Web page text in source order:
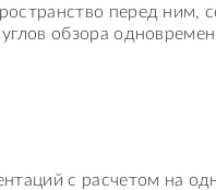
перед ним,
обзора
с расчетом на